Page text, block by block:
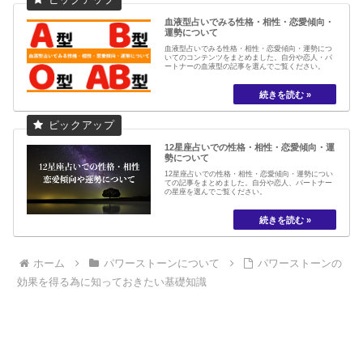
血液型占いでみる性格・相性・恋愛傾向・
運勢について
血液型占いでみる性格・相性・恋愛傾向・運勢につ
いてのコンテンツをまとめました。自分や恋人・パ
ートナーの血液型の記事を選んでご覧ください。
12星座占いでの性格・相性・恋愛傾向・運
勢について
12星座占いでの性格・相性・恋愛傾向・運勢につい
ての記事をまとめました。自分や恋人、パートナー
の星座を選んでご覧ください。
ホーム パワーストーンについて
パワーストーンの
効果を得る為に知っておきたい基礎知識